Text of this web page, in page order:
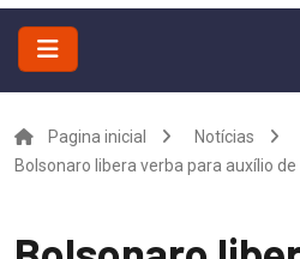
Pagina inicial Notícias
Bolsonaro libera verba para auxílio